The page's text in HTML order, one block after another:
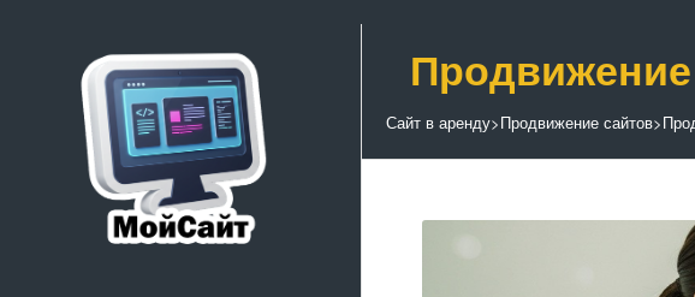
Продвижение
Сайт в аренду>Продвижение сайтов>